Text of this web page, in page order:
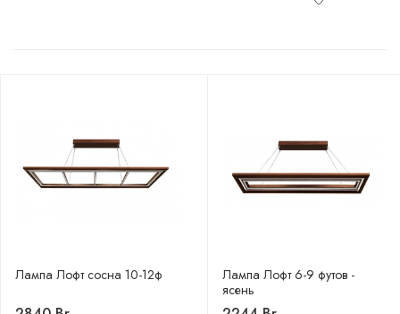
Лампа Лофт сосна 10-12ф
Лампа Лофт 6-9 футов -
ясень